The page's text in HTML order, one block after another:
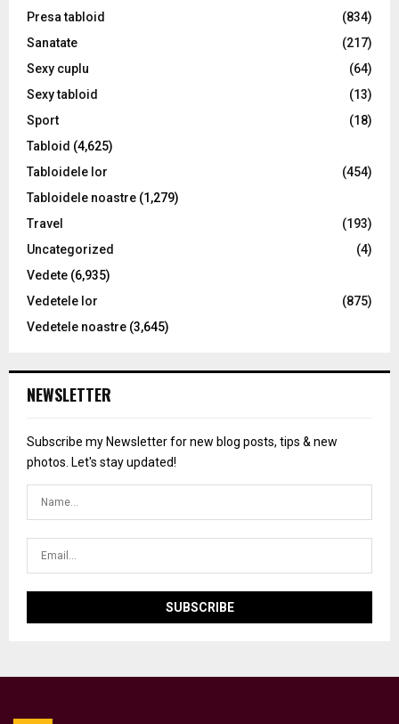
Presa tabloid
(834)
Sanatate
(217)
Sexy cuplu
(64)
Sexy tabloid
(13)
Sport
(18)
Tabloid (4,625)
Tabloidele lor
(454)
Tabloidele noastre (1,279)
Travel
(193)
Uncategorized
(4)
Vedete (6,935)
Vedetele lor
(875)
Vedetele noastre (3,645)
NEWSLETTER
Subscribe my Newsletter for new blog posts, tips & new
photos. Let's stay updated!